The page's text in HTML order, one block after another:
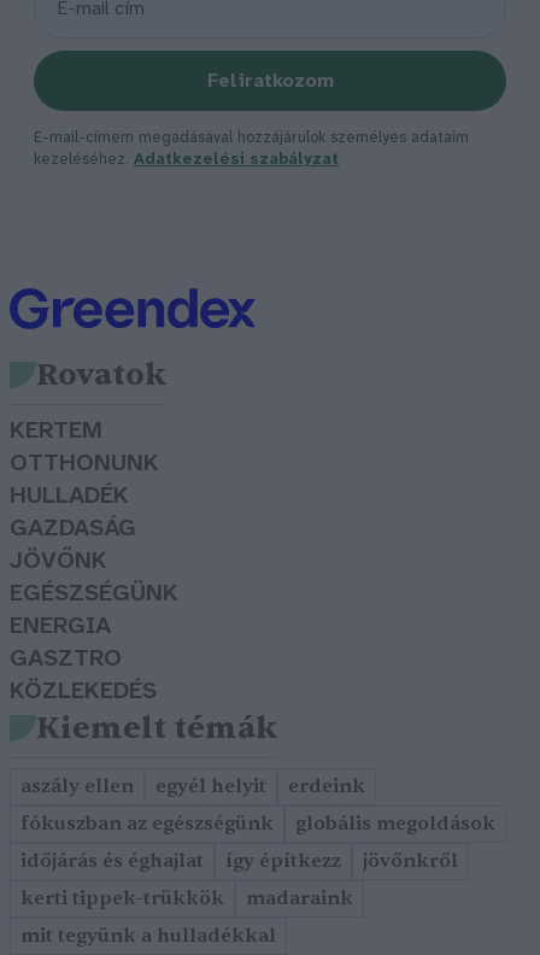
Feliratkozom
E-mail-címem megadásával hozzájárulok személyes adataim
kezeléséhez. Adatkezelési szabályzat
Rovatok
KERTEM
OTTHONUNK
HULLADÉK
GAZDASÁG
JÖVŐNK
EGÉSZSÉGÜNK
ENERGIA
GASZTRO
KÖZLEKEDÉS
Kiemelt témák
aszály ellen egyél helyit
erdeink
fókuszban az egészségünk
globális megoldások
időjárás és éghajlat
így építkezz
jövőnkről
kerti tippek-trükkök
madaraink
mit tegyünk a hulladékkal